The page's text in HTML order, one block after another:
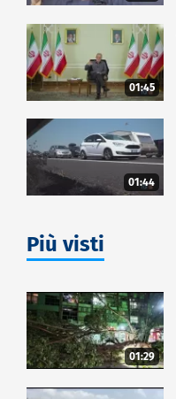
01:45
01:44
Più visti
01:29